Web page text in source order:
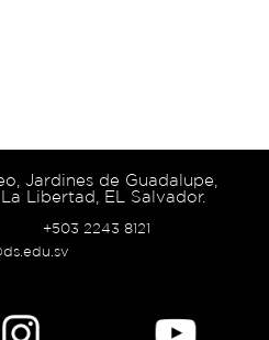
Jardines de Guadalupe,
Libertad, EL Salvador.
+503 2243 8121